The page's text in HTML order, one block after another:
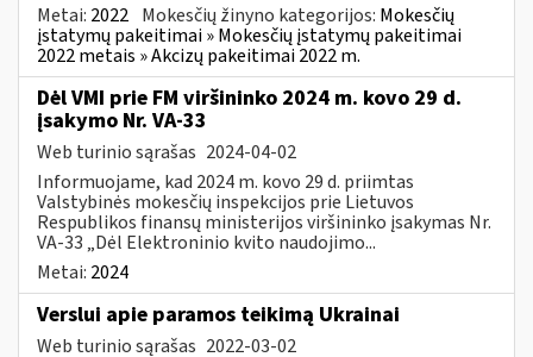
Metai: 2022 Mokesčių žinyno kategorijos: Mokesčių
įstatymų pakeitimai » Mokesčių įstatymų pakeitimai
2022 metais » Akcizų pakeitimai 2022 m.
Dėl VMI prie FM viršininko 2024 m. kovo 29 d.
įsakymo Nr. VA-33
Web turinio sąrašas 2024-04-02
Informuojame, kad 2024 m. kovo 29 d. priimtas
Valstybinės mokesčių inspekcijos prie Lietuvos
Respublikos finansų ministerijos viršininko įsakymas Nr.
VA-33 „Dėl Elektroninio kvito naudojimo...
Metai: 2024
Verslui apie paramos teikimą Ukrainai
Web turinio sąrašas 2022-03-02